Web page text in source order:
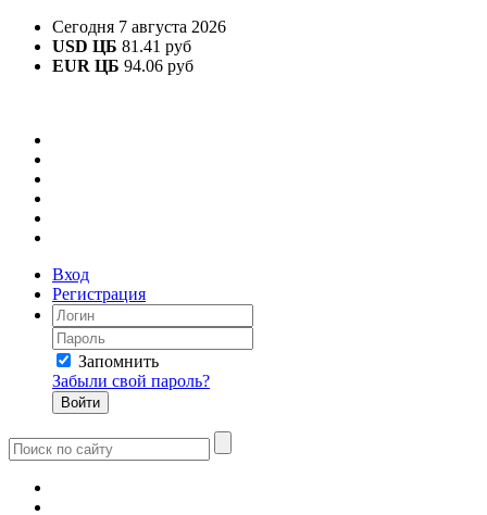
Сегодня 7 августа 2026
USD ЦБ 81.41 руб
EUR ЦБ 94.06 руб
Вход
Регистрация
Запомнить
Забыли свой пароль?